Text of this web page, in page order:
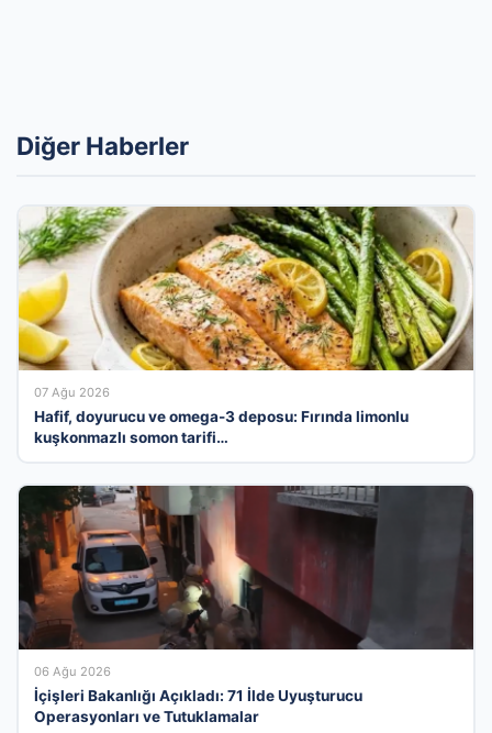
Diğer Haberler
07 Ağu 2026
Hafif, doyurucu ve omega-3 deposu: Fırında limonlu
kuşkonmazlı somon tarifi…
06 Ağu 2026
İçişleri Bakanlığı Açıkladı: 71 İlde Uyuşturucu
Operasyonları ve Tutuklamalar